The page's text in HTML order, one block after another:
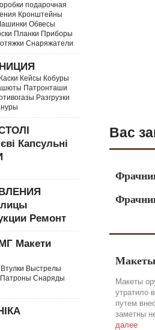
подарочная
Кронштейны
Обвесы
Планки Приборы
Снаряжатели
Кейсы Кобуры
Патронташи
Разгрузки
Капсульні
Ремонт
Макети
Выстрелы
Снаряды
Вас
Макеты
Макеты
утратило
путем
заметны
далее